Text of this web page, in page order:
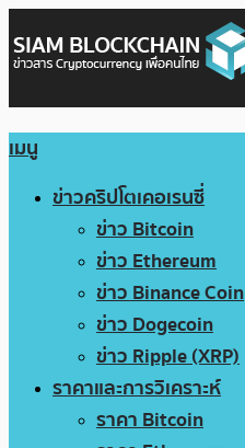
เมนู
ข่าวคริปโตเคอเรนซี่
ข่าว Bitcoin
ข่าว Ethereum
ข่าว Binance Coin
ข่าว Dogecoin
ข่าว Ripple (XRP)
ราคาและการวิเคราะห์
ราคา Bitcoin